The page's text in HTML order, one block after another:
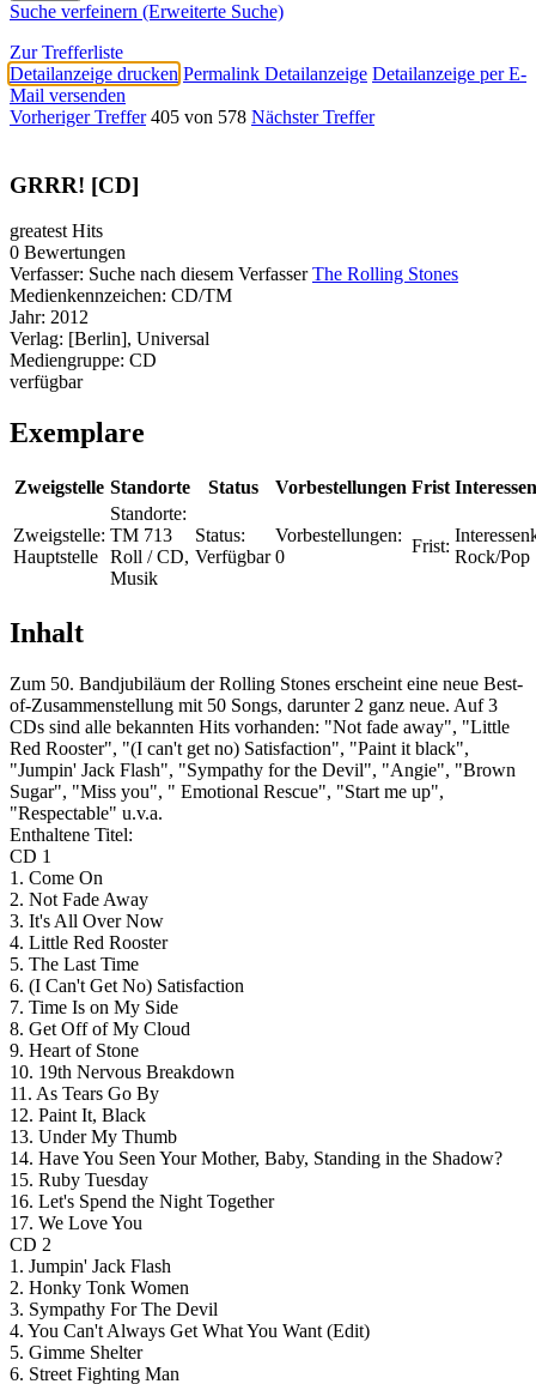
Suche verfeinern (Erweiterte Suche)
Zur Trefferliste
Detailanzeige drucken Permalink Detailanzeige Detailanzeige per E-
Mail versenden
Vorheriger Treffer 405 von 578 Nächster Treffer
GRRR! [CD]
greatest Hits
0 Bewertungen
Verfasser: Suche nach diesem Verfasser The Rolling Stones
Medienkennzeichen: CD/TM
Jahr: 2012
Verlag: [Berlin], Universal
Mediengruppe: CD
verfügbar
Exemplare
Zweigstelle Standorte Status Vorbestellungen Frist
Zweigstelle:
Hauptstelle
Standorte:
TM 713
Roll / CD,
Musik
Status:
Verfügbar
Vorbestellungen:
0
Frist:
Rock/Pop
Inhalt
Zum 50. Bandjubiläum der Rolling Stones erscheint eine neue Best-
of-Zusammenstellung mit 50 Songs, darunter 2 ganz neue. Auf 3
CDs sind alle bekannten Hits vorhanden: "Not fade away", "Little
Red Rooster", "(I can't get no) Satisfaction", "Paint it black",
"Jumpin' Jack Flash", "Sympathy for the Devil", "Angie", "Brown
Sugar", "Miss you", " Emotional Rescue", "Start me up",
"Respectable" u.v.a.
Enthaltene Titel:
CD 1
1. Come On
2. Not Fade Away
3. It's All Over Now
4. Little Red Rooster
5. The Last Time
6. (I Can't Get No) Satisfaction
7. Time Is on My Side
8. Get Off of My Cloud
9. Heart of Stone
10. 19th Nervous Breakdown
11. As Tears Go By
12. Paint It, Black
13. Under My Thumb
14. Have You Seen Your Mother, Baby, Standing in the Shadow?
15. Ruby Tuesday
16. Let's Spend the Night Together
17. We Love You
CD 2
1. Jumpin' Jack Flash
2. Honky Tonk Women
3. Sympathy For The Devil
4. You Can't Always Get What You Want (Edit)
5. Gimme Shelter
6. Street Fighting Man